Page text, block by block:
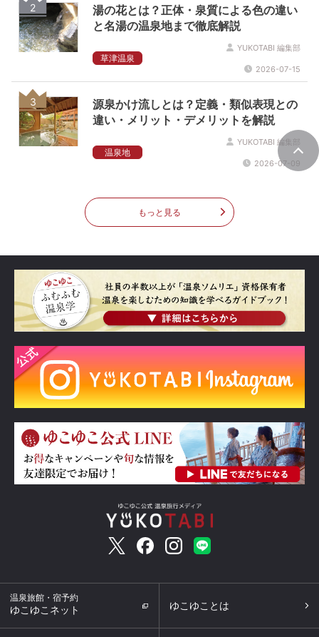
2
湯の花とは？正体・泉質による色の違い
と名湯の温泉地まで徹底解説
草津温泉
YUKOTABI 編集部
2026-07-15
3
源泉かけ流しとは？定義・類似表現との
違い・メリット・デメリットを解説
温泉地
YUKOTABI 編集部
2026-07-09
もっと見る
温泉旅館・宿予約
ゆこゆこネット ゆこゆことは